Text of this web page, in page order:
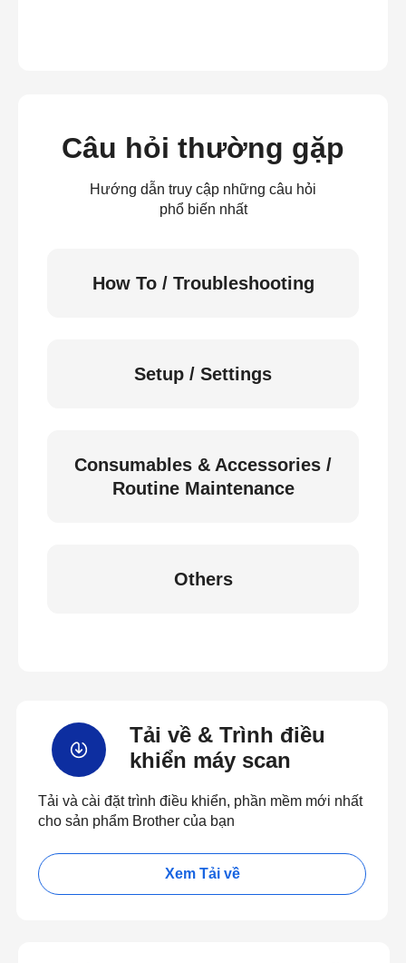
Câu hỏi thường gặp
Hướng dẫn truy cập những câu hỏi
phổ biến nhất
How To / Troubleshooting
Setup / Settings
Consumables & Accessories /
Routine Maintenance
Others
Tải về & Trình điều
khiển máy scan
Tải và cài đặt trình điều khiển, phần mềm mới nhất
cho sản phẩm Brother của bạn
Xem Tải về